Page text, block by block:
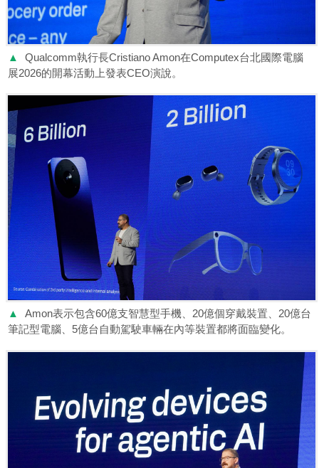
▲
Qualcomm執行長Cristiano Amon在Computex台北國際電腦
展2026的開幕活動上發表CEO演說。
▲
Amon表示包含60億支智慧型手機、20億個穿戴裝置、20億台
筆記型電腦、5億台自動駕駛車輛在內等裝置都將面臨變化。